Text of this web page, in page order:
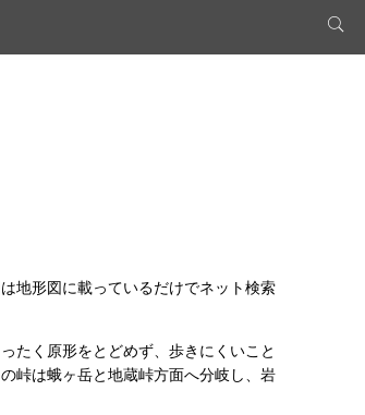
地形図に載っているだけでネット検索
たく原形をとどめず、歩きにくいこと
峠は蛾ヶ岳と地蔵峠方面へ分岐し、岩